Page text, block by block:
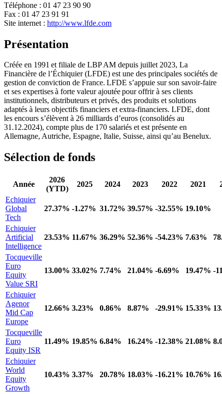
Téléphone : 01 47 23 90 90
Fax : 01 47 23 91 91
Site internet : http://www.lfde.com
Présentation
Créée en 1991 et filiale de LBP AM depuis juillet 2023, La
Financière de l’Échiquier (LFDE) est une des principales sociétés de
gestion de conviction de France. LFDE s’appuie sur son savoir-faire
et ses expertises à forte valeur ajoutée pour offrir à ses clients
institutionnels, distributeurs et privés, des produits et solutions
adaptés à leurs objectifs financiers et extra-financiers. LFDE, dont
les encours s’élèvent à 26 milliards d’euros (consolidés au
31.12.2024), compte plus de 170 salariés et est présente en
Allemagne, Autriche, Espagne, Italie, Suisse, ainsi qu’au Benelux.
Sélection de fonds
Année
2026
(YTD)
2025 2024 2023 2022 2021
Echiquier
Global
Tech
27.37% -1.27% 31.72% 39.57% -32.55% 19.10%
Echiquier
Artificial
Intelligence
23.53% 11.67% 36.29% 52.36% -54.23% 7.63%
Tocqueville
Euro
Equity
Value SRI
13.00% 33.02% 7.74% 21.04% -6.69% 19.47% -
Echiquier
Agenor
Mid Cap
Europe
12.66% 3.23% 0.86% 8.87% -29.91% 15.33%
Tocqueville
Euro
Equity ISR
11.49% 19.85% 6.84% 16.24% -12.38% 21.08%
Echiquier
World
Equity
Growth
10.43% 3.37% 20.78% 18.03% -16.21% 10.76%